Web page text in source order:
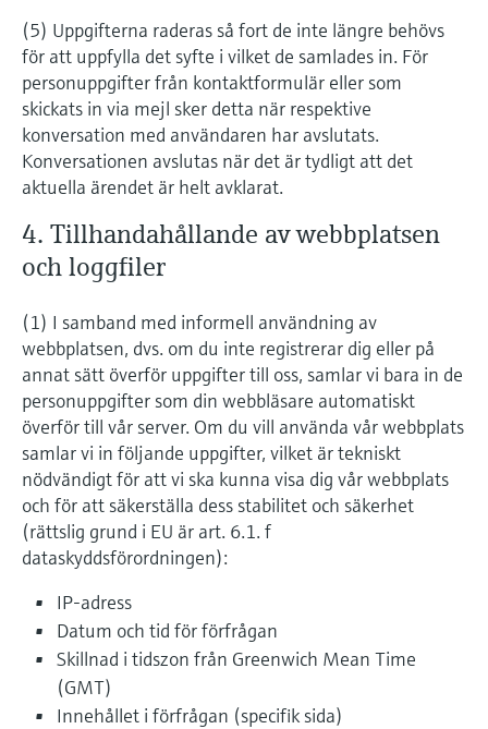
(5) Uppgifterna raderas så fort de inte längre behövs
för att uppfylla det syfte i vilket de samlades in. För
personuppgifter från kontaktformulär eller som
skickats in via mejl sker detta när respektive
konversation med användaren har avslutats.
Konversationen avslutas när det är tydligt att det
aktuella ärendet är helt avklarat.
4. Tillhandahållande av webbplatsen
och loggfiler
(1) I samband med informell användning av
webbplatsen, dvs. om du inte registrerar dig eller på
annat sätt överför uppgifter till oss, samlar vi bara in de
personuppgifter som din webbläsare automatiskt
överför till vår server. Om du vill använda vår webbplats
samlar vi in följande uppgifter, vilket är tekniskt
nödvändigt för att vi ska kunna visa dig vår webbplats
och för att säkerställa dess stabilitet och säkerhet
(rättslig grund i EU är art. 6.1. f
dataskyddsförordningen):
IP-adress
Datum och tid för förfrågan
Skillnad i tidszon från Greenwich Mean Time
(GMT)
Innehållet i förfrågan (specifik sida)